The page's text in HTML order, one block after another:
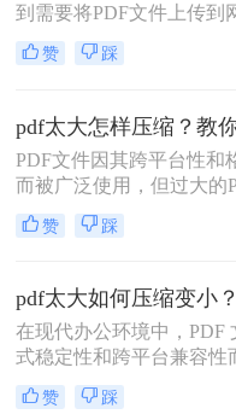
到需要将PDF文件上传到
发送给他人的情况。然而
文件过大，导致无法顺利
本文将介绍两种解决PDF
法上传的方法，帮助你轻
问题。
赞 踩
PDF文件因其跨平台性和
而被广泛使用，但过大的
仅占用存储空间，还会影
和加载速度。为了解决pdf
件的方法。
赞 踩
在现代办公环境中，PDF
式稳定性和跨平台兼容性
用。然而，当这些文件变
它们不仅占用大量存储空
赞 踩